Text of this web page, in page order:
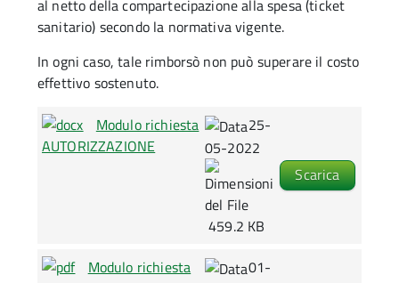
al netto della compartecipazione alla spesa (ticket
sanitario) secondo la normativa vigente.
In ogni caso, tale rimborsò non può superare il costo
effettivo sostenuto.
Modulo richiesta
AUTORIZZAZIONE
25-
05-2022
459.2 KB
Scarica
Modulo richiesta
01-